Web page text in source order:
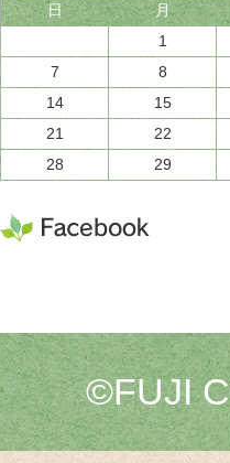
日 月
1
7
8
14
15
21
22
28
29
©FUJI